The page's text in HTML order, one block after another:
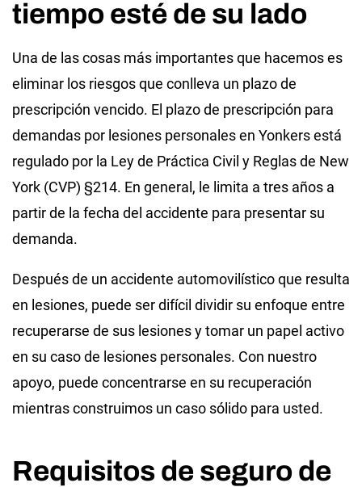
tiempo esté de su lado
Una de las cosas más importantes que hacemos es
eliminar los riesgos que conlleva un plazo de
prescripción vencido. El plazo de prescripción para
demandas por lesiones personales en Yonkers está
regulado por la Ley de Práctica Civil y Reglas de New
York (CVP) §214. En general, le limita a tres años a
partir de la fecha del accidente para presentar su
demanda.
Después de un accidente automovilístico que resulta
en lesiones, puede ser difícil dividir su enfoque entre
recuperarse de sus lesiones y tomar un papel activo
en su caso de lesiones personales. Con nuestro
apoyo, puede concentrarse en su recuperación
mientras construimos un caso sólido para usted.
Requisitos de seguro de